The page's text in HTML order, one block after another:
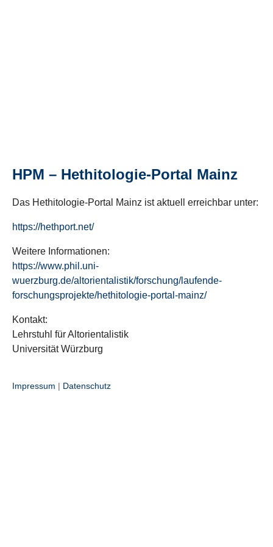
HPM – Hethitologie-Portal Mainz
Das Hethitologie-Portal Mainz ist aktuell erreichbar unter:
https://hethport.net/
Weitere Informationen:
https://www.phil.uni-
wuerzburg.de/altorientalistik/forschung/laufende-
forschungsprojekte/hethitologie-portal-mainz/
Kontakt:
Lehrstuhl für Altorientalistik
Universität Würzburg
Impressum | Datenschutz